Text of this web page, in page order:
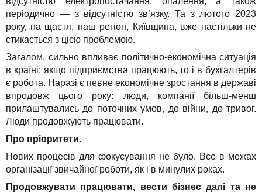
періодично — з відсутністю зв’язку. Та з лютого 2023
року, на щастя, наш регіон, Київщина, вже настільки не
стикається з цією проблемою.
Загалом, сильно впливає політично-економічна ситуація
в країні: якщо підприємства працюють, то і в бухгалтерів
є робота. Наразі є певне економічне зростання в державі
впродовж цього року: люди, компанії більш-менш
прилаштувались до поточних умов, до війни, до тривог.
Люди продовжують працювати.
Про пріоритети.
Нових процесів для фокусування не було. Все в межах
організації звичайної роботи, як і в минулих роках.
Продовжувати працювати, вести бізнес далі та не